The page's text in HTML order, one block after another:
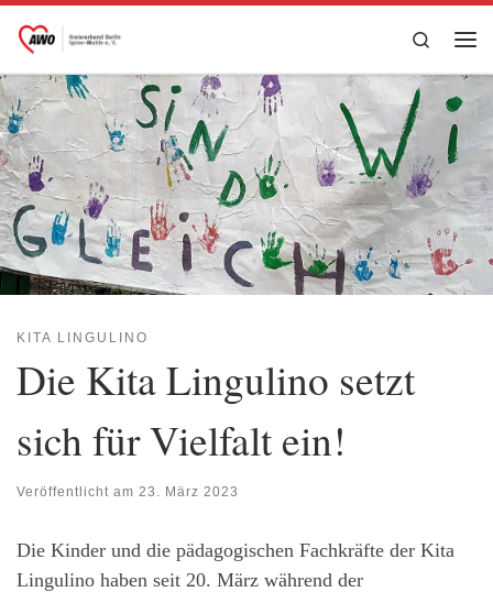
Zum Inhalt springen
Search
KITA LINGULINO
Die Kita Lingulino setzt
sich für Vielfalt ein!
Veröffentlicht am 23. März 2023
Die Kinder und die pädagogischen Fachkräfte der Kita
Lingulino haben seit 20. März während der